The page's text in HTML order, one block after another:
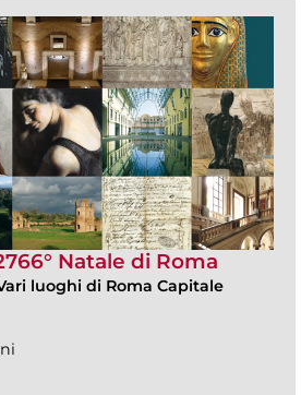
Natale di Roma
luoghi di Roma Capitale